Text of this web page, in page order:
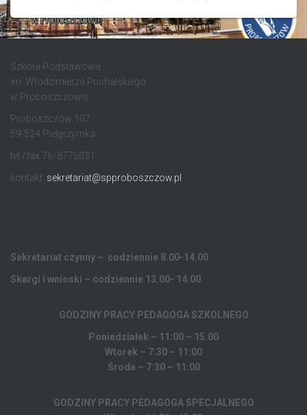
Szkoła Podstawowa
im. Włodzimierza Puchalskiego
w Proboszczowie
Proboszczów 107
59-524 Pielgrzymka
tel./fax 76/8775031
kontakt: sekretariat@spproboszczow.pl
Sekretariat czynny – codziennie 8.00-14.00
Skargi i wnioski – codziennie 13.00- 14.00
GODZINY PRACY PEDAGOGA SZKOLNEGO
Poniedziałek – 11:00 – 15:00
Wtorek – 7:30 – 11:00
Środa – 7:30 – 11:00
GODZINY PRACY PEDAGOGA SPECJALNEGO